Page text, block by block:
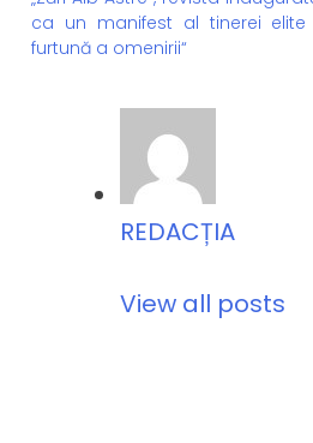
ca un manifest al tinerei elite
furtună a omenirii“
REDACȚIA
View all posts